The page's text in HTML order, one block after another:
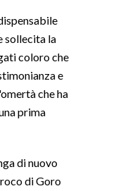
sollecita la
coloro che
e
che ha
prima
di nuovo
di Goro